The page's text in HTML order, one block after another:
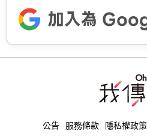
公告 服務條款 隱私權政策